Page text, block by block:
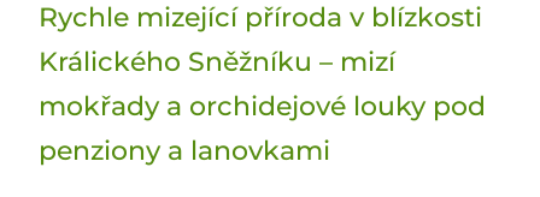
Rychle mizející příroda v blízkosti
Králického Sněžníku – mizí
mokřady a orchidejové louky pod
penziony a lanovkami